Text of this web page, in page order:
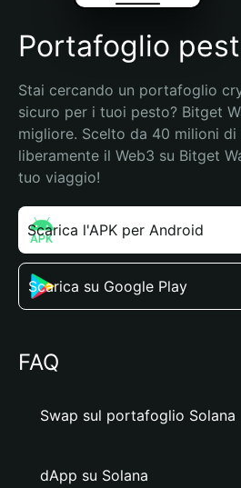
Portafoglio
Stai cercando un portafoglio
sicuro per i tuoi pesto? Bitget
migliore. Scelto da 40 milioni
liberamente il Web3 su Bitget
tuo viaggio!
Scarica l'APK per Android
Scarica su Google Play
FAQ
Swap sul portafoglio Solana
dApp su Solana